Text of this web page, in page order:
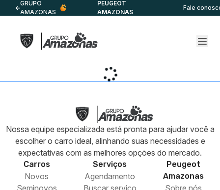
GRUPO
AMAZONAS
PEUGEOT
AMAZONAS
Fale
Nossa equipe especializada está pronta para ajudar você a
escolher o carro ideal, alinhando suas necessidades e
expectativas com as melhores opções do mercado.
Carros
Novos
Seminovos
Serviços
Agendamento
Buscar serviço
Peugeot
Amazonas
Sobre nós